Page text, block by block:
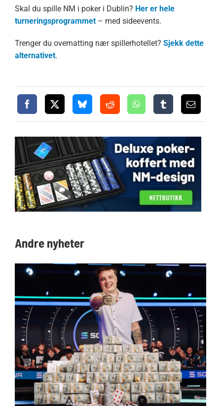
Skal du spille NM i poker i Dublin? Her er hele
turneringsprogrammet– med sideevents.
Trenger du overnatting nær spillerhotellet? Sjekk dette
alternativet.
Andre nyheter